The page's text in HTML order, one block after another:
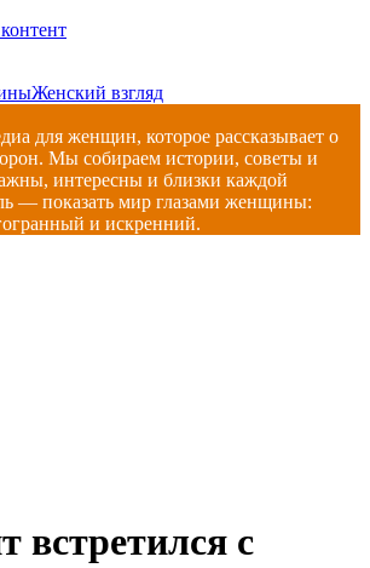
Женский взгляд
для женщин, которое рассказывает о
Мы собираем истории, советы и
интересны и близки каждой
— показать мир глазами женщины:
и искренний.
встретился с